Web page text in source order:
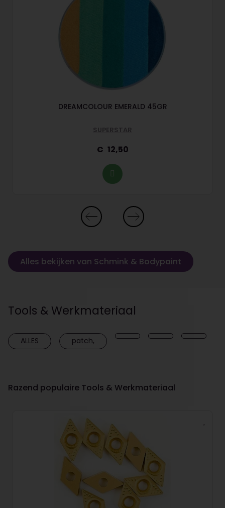
DREAMCOLOUR EMERALD 45GR
SUPERSTAR
12,50
Alles bekijken van Schmink & Bodypaint
Tools & Werkmateriaal
ALLES patch,
Razend populaire Tools & Werkmateriaal